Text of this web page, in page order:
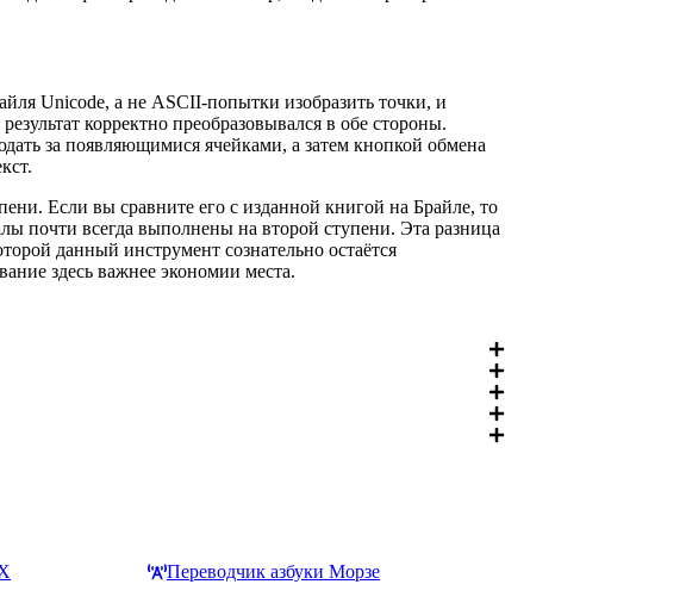
Unicode, а не ASCII-попытки изобразить точки, и
корректно преобразовывался в обе стороны.
за появляющимися ячейками, а затем кнопкой обмена
Если вы сравните его с изданной книгой на Брайле, то
почти всегда выполнены на второй ступени. Эта разница
данный инструмент сознательно остаётся
здесь важнее экономии места.
Переводчик азбуки Морзе